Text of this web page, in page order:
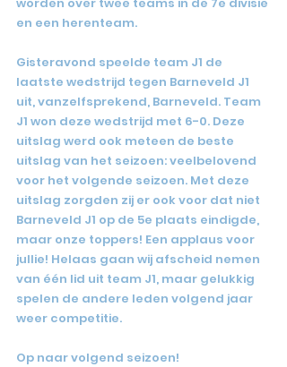
en een herenteam.
Gisteravond speelde team J1 de
laatste wedstrijd tegen Barneveld J1
uit, vanzelfsprekend, Barneveld. Team
J1 won deze wedstrijd met 6-0. Deze
uitslag werd ook meteen de beste
uitslag van het seizoen: veelbelovend
voor het volgende seizoen. Met deze
uitslag zorgden zij er ook voor dat niet
Barneveld J1 op de 5e plaats eindigde,
maar onze toppers! Een applaus voor
jullie! Helaas gaan wij afscheid nemen
van één lid uit team J1, maar gelukkig
spelen de andere leden volgend jaar
weer competitie.
Op naar volgend seizoen!